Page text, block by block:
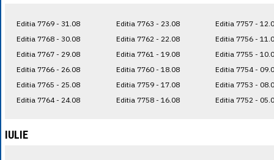
Editia 7769 - 31.08
Editia 7768 - 30.08
Editia 7767 - 29.08
Editia 7766 - 26.08
Editia 7765 - 25.08
Editia 7764 - 24.08
Editia 7763 - 23.08
Editia 7762 - 22.08
Editia 7761 - 19.08
Editia 7760 - 18.08
Editia 7759 - 17.08
Editia 7758 - 16.08
Editia 7757 -
Editia 7756 -
Editia 7755 -
Editia 7754 -
Editia 7753 -
Editia 7752 -
IULIE